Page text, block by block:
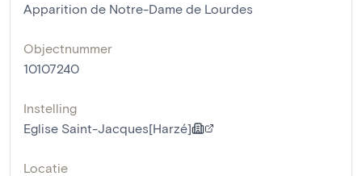
Apparition de Notre-Dame de Lourdes
Objectnummer
10107240
Instelling
Eglise Saint-Jacques[Harzé]
Locatie